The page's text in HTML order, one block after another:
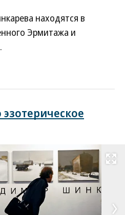
находятся в
Эрмитажа и
Развернуть